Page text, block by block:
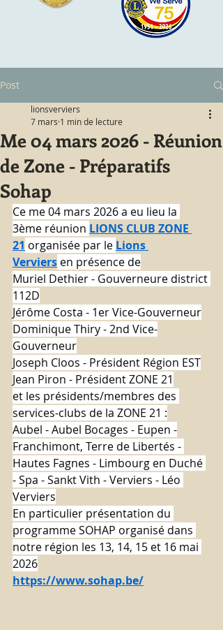
Post
Me 04 mars 2026 - Réunion
de Zone - Préparatifs
Sohap
lionsverviers
7 mars 1 min de lecture
Ce me 04 mars 2026 a eu lieu la
3ème réunion LIONS CLUB ZONE
21 organisée par le Lions
Verviers en présence de
Muriel Dethier - Gouverneure district
112D
Jérôme Costa - 1er Vice-Gouverneur
Dominique Thiry - 2nd Vice-
Gouverneur
Joseph Cloos - Président Région EST
Jean Piron - Président ZONE 21
et les présidents/membres des
services-clubs de la ZONE 21 :
Aubel - Aubel Bocages - Eupen -
Franchimont, Terre de Libertés -
Hautes Fagnes - Limbourg en Duché
- Spa - Sankt Vith - Verviers - Léo
Verviers
En particulier présentation du
programme SOHAP organisé dans
notre région les 13, 14, 15 et 16 mai
2026
https://www.sohap.be/